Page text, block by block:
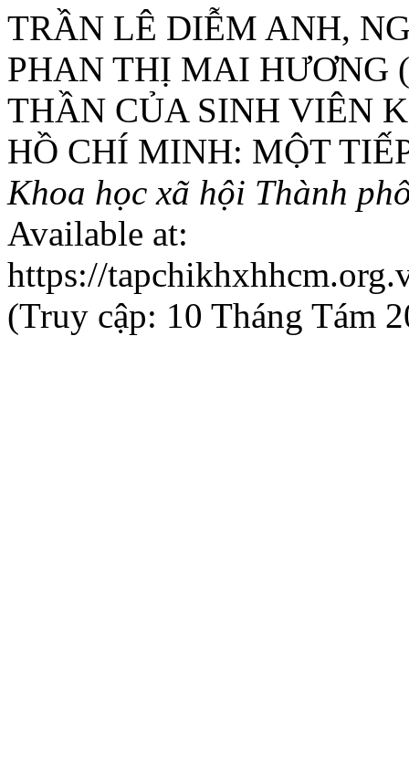
TRẦN LÊ DIỄM ANH,
PHAN THỊ MAI HƯƠNG
THẦN CỦA SINH VIÊN
HỒ CHÍ MINH: MỘT
Khoa học xã hội Thành
Available at:
https://
(Truy cập: 10 Tháng Tám